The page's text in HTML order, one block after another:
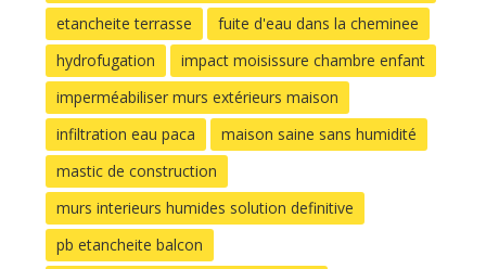
etancheite terrasse
fuite d'eau dans la cheminee
hydrofugation
impact moisissure chambre enfant
imperméabiliser murs extérieurs maison
infiltration eau paca
maison saine sans humidité
mastic de construction
murs interieurs humides solution definitive
pb etancheite balcon